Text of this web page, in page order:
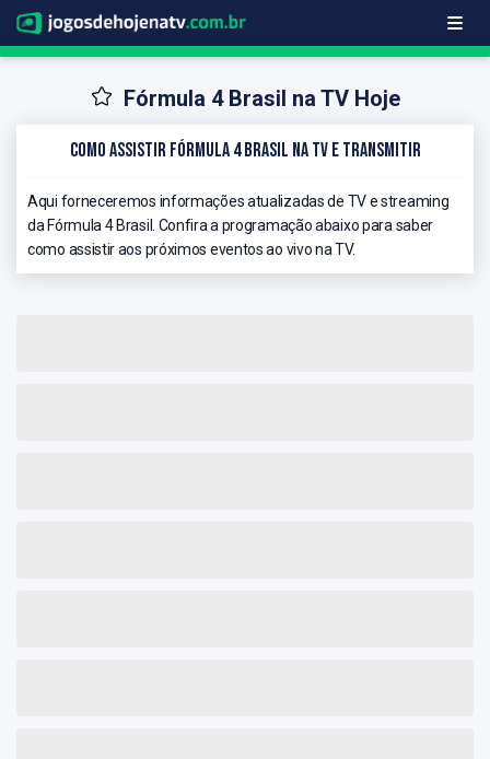
Fórmula 4 Brasil na TV Hoje
Como Assistir Fórmula 4 Brasil na TV e Transmitir
Aqui forneceremos informações atualizadas de TV e streaming
da Fórmula 4 Brasil. Confira a programação abaixo para saber
como assistir aos próximos eventos ao vivo na TV.